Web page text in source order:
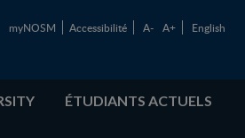
myNOSM Accessibilité A- A+ English
ÉTUDIANTS ACTUELS